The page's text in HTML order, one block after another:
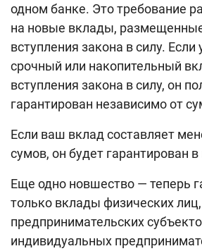
Фотогалерея
О проекте
Поиск по сайту
Карта сайта
одном банке. Это требование
на новые вклады,
вступления закона в силу. Если
срочный или накопительный
вступления закона в силу, он
гарантирован независимо от
Если ваш вклад составляет
сумов, он будет гарантирован
Еще одно новшество — теперь
только вклады физических
предпринимательских
индивидуальных